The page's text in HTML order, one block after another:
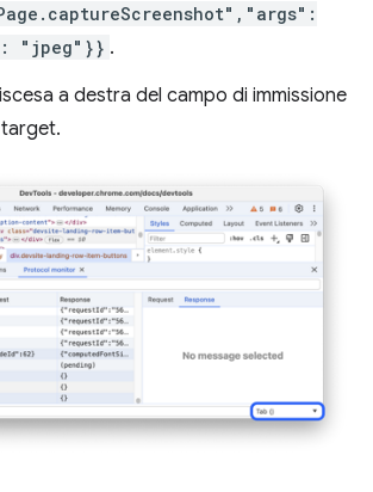
"jpeg"}} .
a destra del campo di immissione